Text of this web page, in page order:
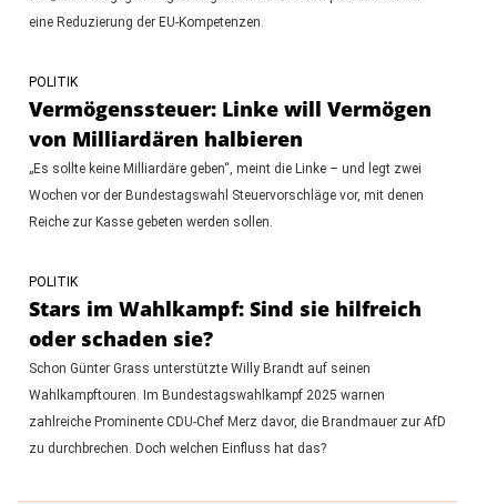
eine Reduzierung der EU-Kompetenzen.
POLITIK
Vermögenssteuer: Linke will Vermögen
von Milliardären halbieren
„Es sollte keine Milliardäre geben“, meint die Linke – und legt zwei
Wochen vor der Bundestagswahl Steuervorschläge vor, mit denen
Reiche zur Kasse gebeten werden sollen.
POLITIK
Stars im Wahlkampf: Sind sie hilfreich
oder schaden sie?
Schon Günter Grass unterstützte Willy Brandt auf seinen
Wahlkampftouren. Im Bundestagswahlkampf 2025 warnen
zahlreiche Prominente CDU-Chef Merz davor, die Brandmauer zur AfD
zu durchbrechen. Doch welchen Einfluss hat das?